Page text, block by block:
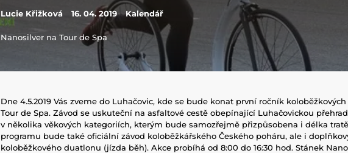
Lucie Křižková 16. 04. 2019 Kalendář
Nanosilver na Tour de Spa
Dne 4.5.2019 Vás zveme do Luhačovic, kde se bude konat první ročník
Tour de Spa. Závod se uskuteční na asfaltové cestě obepínající Luhačovickou
v několika věkových kategoriích, kterým bude samozřejmě přizpůsobena i délka
programu bude také oficiální závod koloběžkářského Českého poháru, ale i
koloběžkového duatlonu (jízda běh). Akce probíhá od 8:00 do 16:30 hod. Stánek